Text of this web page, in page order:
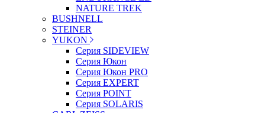
NATURE TREK
BUSHNELL
STEINER
YUKON
Серия SIDEVIEW
Серия Юкон
Серия Юкон PRO
Серия EXPERT
Серия POINT
Серия SOLARIS